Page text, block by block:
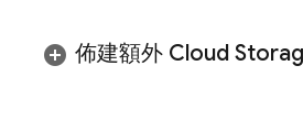
佈建額外 Cloud